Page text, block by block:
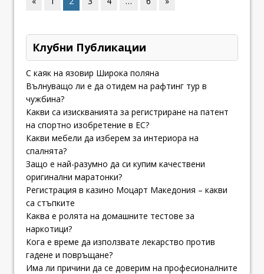
Клубни Публикации
С каяк на язовир Широка поляна
Вълнуващо ли е да отидем на рафтинг тур в
чужбина?
Какви са изискванията за регистриране на патент
на спортно изобретение в ЕС?
Какви мебели да изберем за интериора на
спалнята?
Защо е най-разумно да си купим качествени
оригинални маратонки?
Регистрация в казино Моцарт Македония – какви
са стъпките
Каква е ролята на домашните тестове за
наркотици?
Кога е време да използвате лекарство против
гадене и повръщане?
Има ли причини да се доверим на професионалните